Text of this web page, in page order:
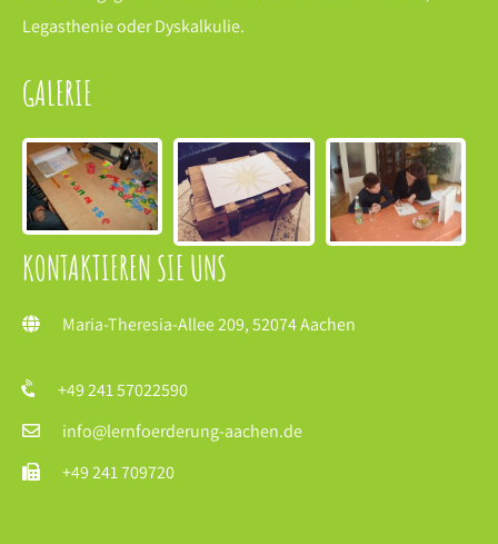
Legasthenie oder Dyskalkulie.
GALERIE
KONTAKTIEREN SIE UNS
Maria-Theresia-Allee 209, 52074 Aachen
+49 241 57022590
info@lernfoerderung-aachen.de
+49 241 709720